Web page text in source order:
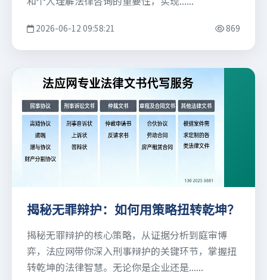
2026-06-12 09:58:21 869
揭秘无罪辩护：如何用策略扭转乾坤？
揭秘无罪辩护的核心策略，从证据分析到庭审博
弈，法应网带你深入刑事辩护的关键环节，掌握扭
转乾坤的法律智慧。无论你是企业还是......